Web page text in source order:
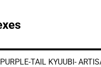
TAIL KYUUBI-